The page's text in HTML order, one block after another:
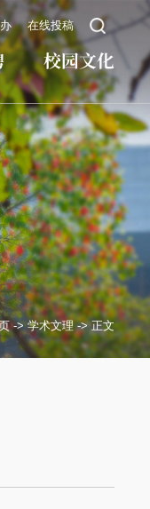
在线投稿
校园文化
-> 学术文理->正文